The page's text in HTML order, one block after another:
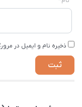
ذخیره نام و ایمیل در